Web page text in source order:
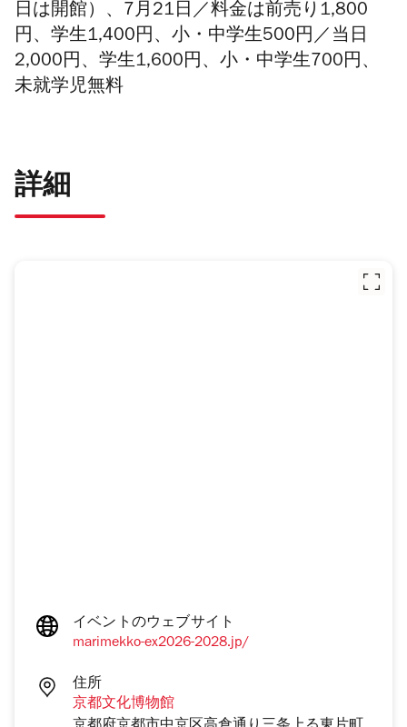
日は開館）、7月21日／料金は前売り1,800
円、学生1,400円、小・中学生500円／当日
2,000円、学生1,600円、小・中学生700円、
未就学児無料
詳細
イベントのウェブサイト
marimekko-ex2026-2028.jp/
住所
京都文化博物館